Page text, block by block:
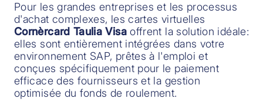
Pour les grandes entreprises et les processus
d'achat complexes, les cartes virtuelles
Cornèrcard Taulia Visaoffrent la solution idéale:
elles sont entièrement intégrées dans votre
environnement SAP, prêtes à l'emploi et
conçues spécifiquement pour le paiement
efficace des fournisseurs et la gestion
optimisée du fonds de roulement.